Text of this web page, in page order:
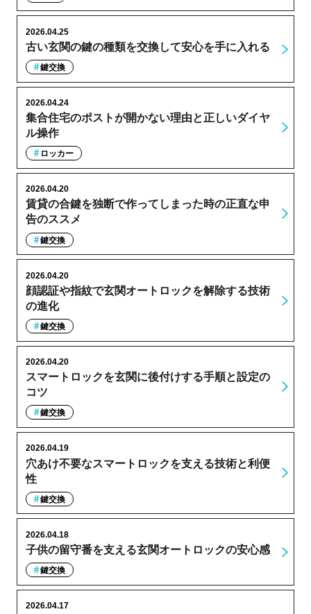
古い玄関の鍵の種類を交換して安心を手に入れる
2026.04.25
鍵交換
集合住宅のポストが開かない理由と正しいダイヤ
ル操作
2026.04.24
ロッカー
賃貸の合鍵を独断で作ってしまった時の正直な申
告のススメ
2026.04.20
鍵交換
顔認証や指紋で玄関オートロックを解除する技術
の進化
2026.04.20
鍵交換
スマートロックを玄関に後付けする手順と設定の
コツ
2026.04.20
鍵交換
穴あけ不要なスマートロックを支える技術と利便
性
2026.04.19
鍵交換
子供の留守番を支える玄関オートロックの安心感
2026.04.18
鍵交換
2026.04.17